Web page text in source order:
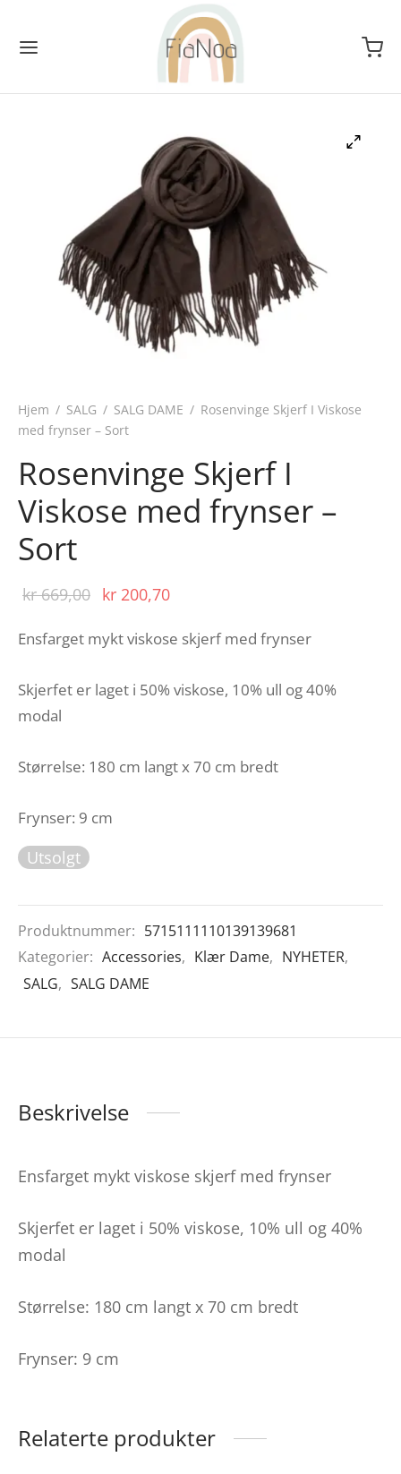
Hjem / SALG / SALG DAME / Rosenvinge Skjerf I Viskose
med frynser – Sort
Rosenvinge Skjerf I
Viskose med frynser –
Sort
kr669,00 Opprinnelig
kr 669,00.
kr 200,70
kr 200,70.
Ensfarget mykt viskose skjerf med frynser
Skjerfet er laget i 50% viskose, 10% ull og 40%
modal
Størrelse: 180 cm langt x 70 cm bredt
Frynser: 9 cm
Utsolgt
Produktnummer: 5715111110139139681
Kategorier: Accessories, Klær Dame, NYHETER,
SALG, SALG DAME
Beskrivelse
Ensfarget mykt viskose skjerf med frynser
Skjerfet er laget i 50% viskose, 10% ull og 40%
modal
Størrelse: 180 cm langt x 70 cm bredt
Frynser: 9 cm
Relaterte produkter